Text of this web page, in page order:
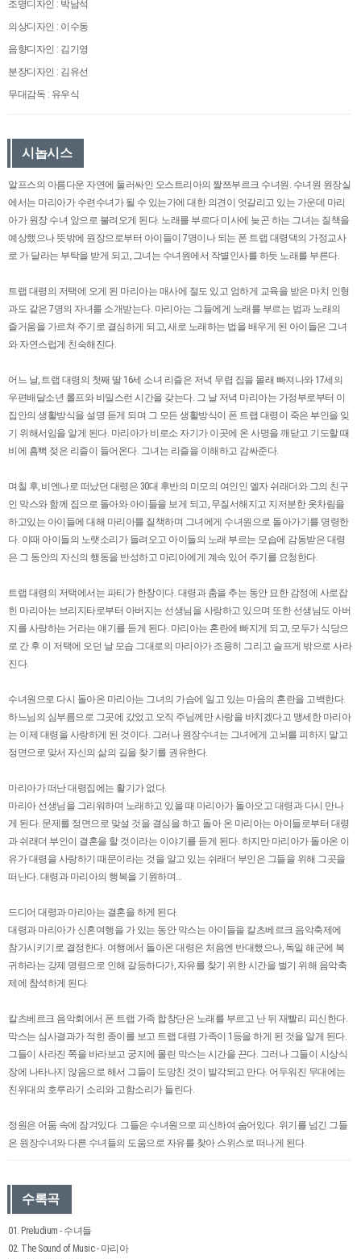
조명디자인 : 박남석
의상디자인 : 이수동
음향디자인 : 김기영
분장디자인 : 김유선
무대감독 : 유우식
시놉시스
알프스의 아름다운 자연에 둘러싸인 오스트리아의 짤쯔부르크 수녀원. 수녀원 원장실
에서는 마리아가 수련수녀가 될 수 있는가에 대한 의견이 엇갈리고 있는 가운데 마리
아가 원장 수녀 앞으로 불려오게 된다. 노래를 부르다 미사에 늦곤 하는 그녀는 질책을
예상했으나 뜻밖에 원장으로부터 아이들이 7명이나 되는 폰 트랩 대령댁의 가정교사
로 가 달라는 부탁을 받게 되고, 그녀는 수녀원에서 작별인사를 하듯 노래를 부른다.
트랩 대령의 저택에 오게 된 마리아는 매사에 절도 있고 엄하게 교육을 받은 마치 인형
과도 같은 7명의 자녀를 소개받는다. 마리아는 그들에게 노래를 부르는 법과 노래의
즐거움을 가르쳐 주기로 결심하게 되고, 새로 노래하는 법을 배우게 된 아이들은 그녀
와 자연스럽게 친숙해진다.
어느 날, 트랩 대령의 첫째 딸 16세 소녀 리즐은 저녁 무렵 집을 몰래 빠져나와 17세의
우편배달소년 롤프와 비밀스런 시간을 갖는다. 그 날 저녁 마리아는 가정부로부터 이
집안의 생활방식을 설명 듣게 되며 그 모든 생활방식이 폰 트랩 대령이 죽은 부인을 잊
기 위해서임을 알게 된다. 마리아가 비로소 자기가 이곳에 온 사명을 깨닫고 기도할 때
비에 흠뻑 젖은 리즐이 들어온다. 그녀는 리즐을 이해하고 감싸준다.
며칠 후, 비엔나로 떠났던 대령은 30대 후반의 미모의 여인인 엘자 쉬래더와 그의 친구
인 막스와 함께 집으로 돌아와 아이들을 보게 되고, 무질서해지고 지저분한 옷차림을
하고있는 아이들에 대해 마리아를 질책하며 그녀에게 수녀원으로 돌아가기를 명령한
다. 이때 아이들의 노랫소리가 들려오고 아이들의 노래 부르는 모습에 감동받은 대령
은 그 동안의 자신의 행동을 반성하고 마리아에게 계속 있어 주기를 요청한다.
트랩 대령의 저택에서는 파티가 한창이다. 대령과 춤을 추는 동안 묘한 감정에 사로잡
힌 마리아는 브리지타로부터 아버지는 선생님을 사랑하고 있으며 또한 선생님도 아버
지를 사랑하는 거라는 얘기를 듣게 된다. 마리아는 혼란에 빠지게 되고, 모두가 식당으
로 간 후 이 저택에 오던 날 모습 그대로의 마리아가 조용히 그리고 슬프게 밖으로 사라
진다.
수녀원으로 다시 돌아온 마리아는 그녀의 가슴에 일고 있는 마음의 혼란을 고백한다.
하느님의 심부름으로 그곳에 갔었고 오직 주님께만 사랑을 바치겠다고 맹세한 마리아
는 이제 대령을 사랑하게 된 것이다. 그러나 원장수녀는 그녀에게 고뇌를 피하지 말고
정면으로 맞서 자신의 삶의 길을 찾기를 권유한다.
마리아가 떠난 대령집에는 활기가 없다.
마리아 선생님을 그리워하며 노래하고 있을 때 마리아가 돌아오고 대령과 다시 만나
게 된다. 문제를 정면으로 맞설 것을 결심을 하고 돌아 온 마리아는 아이들로부터 대령
과 쉬래더 부인이 결혼을 할 것이라는 이야기를 듣게 된다. 하지만 마리아가 돌아온 이
유가 대령을 사랑하기 때문이라는 것을 알고 있는 쉬래더 부인은 그들을 위해 그곳을
떠난다. 대령과 마리아의 행복을 기원하며...
드디어 대령과 마리아는 결혼을 하게 된다.
대령과 마리아가 신혼여행을 가 있는 동안 막스는 아이들을 칼츠베르크 음악축제에
참가시키기로 결정한다. 여행에서 돌아온 대령은 처음엔 반대했으나, 독일 해군에 복
귀하라는 강제 명령으로 인해 갈등하다가, 자유를 찾기 위한 시간을 벌기 위해 음악축
제에 참석하게 된다.
칼츠베르크 음악회에서 폰 트랩 가족 합창단은 노래를 부르고 난 뒤 재빨리 피신한다.
막스는 심사결과가 적힌 종이를 보고 트랩 대령 가족이 1등을 하게 된 것을 알게 된다.
그들이 사라진 쪽을 바라보고 궁지에 몰린 막스는 시간을 끈다. 그러나 그들이 시상식
장에 나타나지 않음으로 해서 그들이 도망친 것이 발각되고 만다. 어두워진 무대에는
친위대의 호루라기 소리와 고함소리가 들린다.
정원은 어둠 속에 잠겨있다. 그들은 수녀원으로 피신하여 숨어있다. 위기를 넘긴 그들
은 원장수녀와 다른 수녀들의 도움으로 자유를 찾아 스위스로 떠나게 된다.
수록곡
01. Preludium - 수녀들
02. The Sound of Music - 마리아